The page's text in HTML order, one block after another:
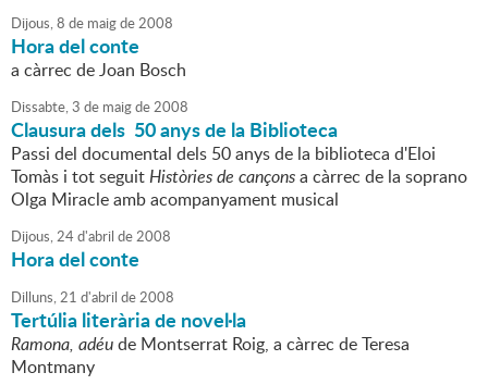
Dijous,8 de maigde2008
Hora del conte
a càrrec de Joan Bosch
Dissabte,3 de maigde2008
Clausura dels 50 anys de la Biblioteca
Passi del documental dels 50 anys de la biblioteca d'Eloi
Tomàs i tot seguitHistòries de cançonsa càrrec de la soprano
Olga Miracle amb acompanyament musical
Dijous,24d'abril de2008
Hora del conte
Dilluns,21 d'abril de2008
Tertúlia literària de novel·la
Ramona, adéude Montserrat Roig, a càrrec de Teresa
Montmany